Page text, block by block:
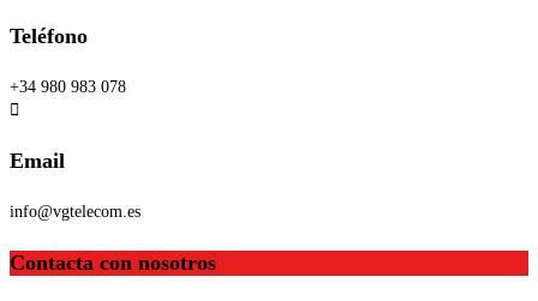
Teléfono
+34 980 983 078
Email
info@vgtelecom.es
Contacta con nosotros